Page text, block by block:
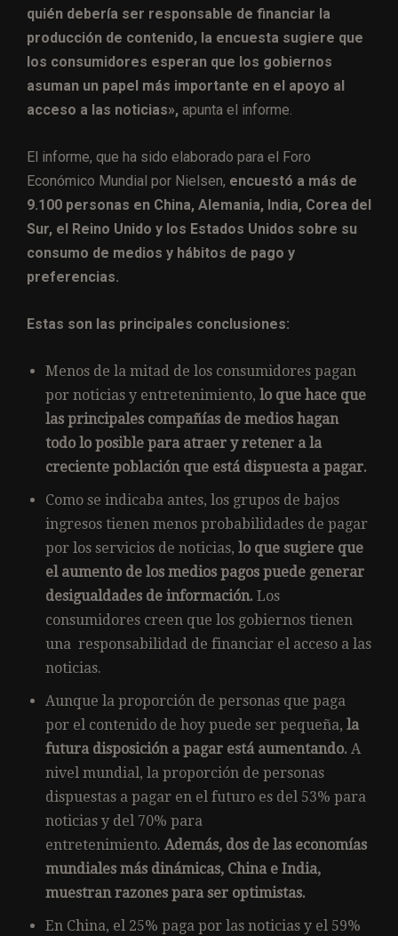
quién debería ser responsable de financiar la
producción de contenido, la encuesta sugiere que
los consumidores esperan que los gobiernos
asuman un papel más importante en el apoyo al
acceso a las noticias», apunta el informe.
El informe, que ha sido elaborado para el Foro
Económico Mundial por Nielsen, encuestó a más de
9.100 personas en China, Alemania, India, Corea del
Sur, el Reino Unido y los Estados Unidos sobre su
consumo de medios y hábitos de pago y
preferencias.
Estas son las principales conclusiones:
Menos de la mitad de los consumidores pagan
por noticias y entretenimiento, lo que hace que
las principales compañías de medios hagan
todo lo posible para atraer y retener a la
creciente población que está dispuesta a pagar.
Como se indicaba antes, los grupos de bajos
ingresos tienen menos probabilidades de pagar
por los servicios de noticias, lo que sugiere que
el aumento de los medios pagos puede generar
desigualdades de información. Los
consumidores creen que los gobiernos tienen
una responsabilidad de financiar el acceso a las
noticias.
Aunque la proporción de personas que paga
por el contenido de hoy puede ser pequeña, la
futura disposición a pagar está aumentando. A
nivel mundial, la proporción de personas
dispuestas a pagar en el futuro es del 53% para
noticias y del 70% para
entretenimiento. Además, dos de las economías
mundiales más dinámicas, China e India,
muestran razones para ser optimistas.
En China, el 25% paga por las noticias y el 59%